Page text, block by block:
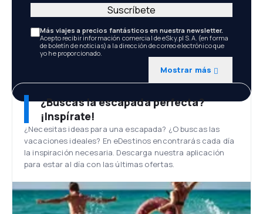
Más viajes a precios fantásticos en nuestra newsletter.
Acepto recibir información comercial de eSky.pl S.A. (en forma
de boletín de noticias) a la dirección de correo electrónico que
yo he proporcionado.
Mostrar más
Suscríbete
¿Buscas la escapada perfecta?
¡Inspírate!
¿Necesitas ideas para una escapada? ¿O buscas las
vacaciones ideales? En eDestinos encontrarás cada día
la inspiración necesaria. Descarga nuestra aplicación
para estar al día con las últimas ofertas.